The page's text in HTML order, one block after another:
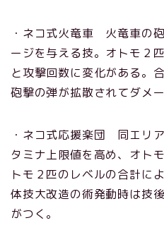
・ネコ式火竜車 火竜車の
ージを与える技。オトモ２
と攻撃回数に変化がある。
砲撃の弾が拡散されてダメ
・ネコ式応援楽団 同エリ
タミナ上限値を高め、オト
トモ２匹のレベルの合計に
体技大改造の術発動時は技
がつく。